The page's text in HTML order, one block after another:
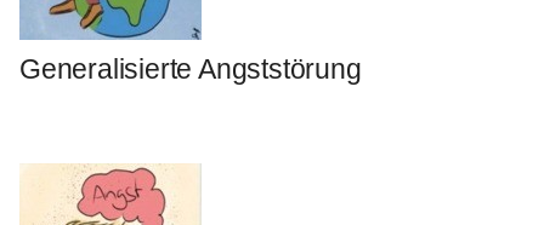
Generalisierte Angststörung